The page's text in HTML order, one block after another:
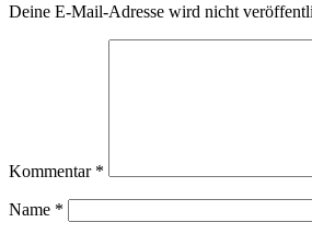
Deine E-Mail-Adresse wird nicht
Kommentar *
Name *